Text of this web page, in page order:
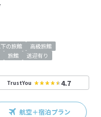
の旅館
高級旅館
旅館
送迎有り
TrustYou 4.7
航空＋宿泊プラン